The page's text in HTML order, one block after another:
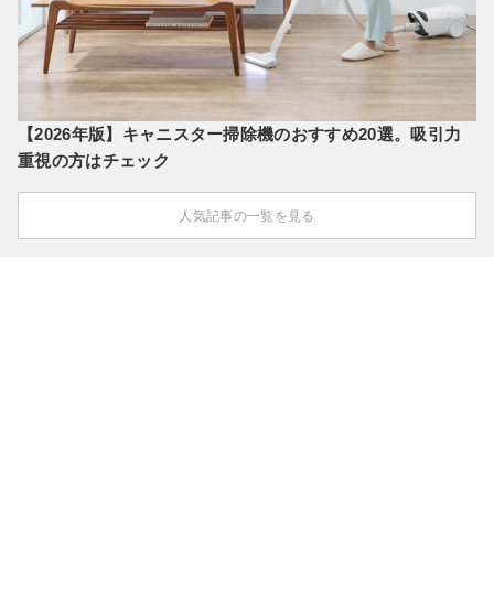
【2026年版】キャニスター掃除機のおすすめ20選。吸引力
重視の方はチェック
人気記事の一覧を見る